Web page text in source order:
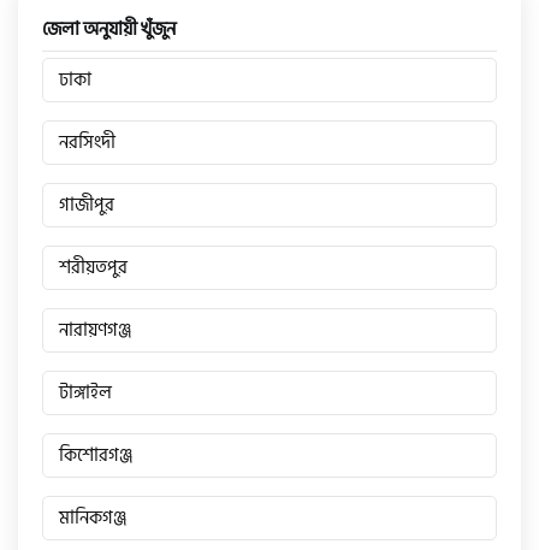
জেলা অনুযায়ী খুঁজুন
ঢাকা
নরসিংদী
গাজীপুর
শরীয়তপুর
নারায়ণগঞ্জ
টাঙ্গাইল
কিশোরগঞ্জ
মানিকগঞ্জ